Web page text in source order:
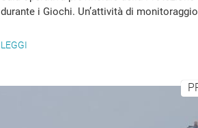
durante i Giochi. Un’attività di
LEGGI